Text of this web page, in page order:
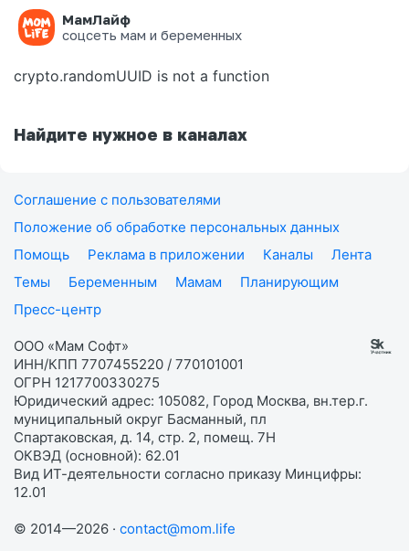
МамЛайф
соцсеть мам и беременных
Ошибка на странице
crypto.randomUUID is not a function
Найдите нужное в каналах
Соглашение с пользователями
Положение об обработке персональных данных
Помощь
Реклама в приложении Каналы
Лента
Темы
Беременным Мамам
Планирующим
Пресс-центр
ООО «Мам Софт»
ИНН/КПП 7707455220 / 770101001
ОГРН 1217700330275
Юридический адрес: 105082, Город Москва, вн.тер.г.
муниципальный округ Басманный, пл
Спартаковская, д. 14, стр. 2, помещ. 7Н
ОКВЭД (основной): 62.01
Вид ИТ-деятельности согласно приказу Минцифры:
12.01
© 2014—2026 · contact@mom.life